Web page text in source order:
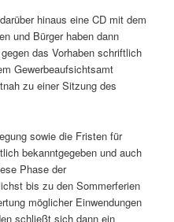
hinaus eine CD mit dem
und Bürger haben dann
das Vorhaben schriftlich
Gewerbeaufsichtsamt
zu einer Sitzung des
sowie die Fristen für
bekanntgegeben und auch
Phase der
bis zu den Sommerferien
möglicher Einwendungen
schließt sich dann ein